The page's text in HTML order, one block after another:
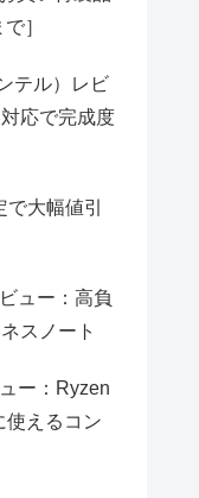
］
テル）レビ
応で完成度
大幅値引
ュー：高負
スノート
ー：Ryzen
使えるコン